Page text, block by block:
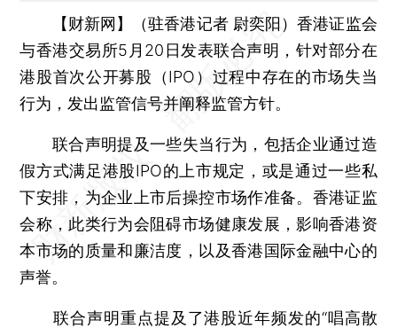
【财新网】（驻香港记者 尉奕阳）香港证监会
与香港交易所5月20日发表联合声明，针对部分在
港股首次公开募股（IPO）过程中存在的市场失当
行为，发出监管信号并阐释监管方针。
联合声明提及一些失当行为，包括企业通过造
假方式满足港股IPO的上市规定，或是通过一些私
下安排，为企业上市后操控市场作准备。香港证监
会称，此类行为会阻碍市场健康发展，影响香港资
本市场的质量和廉洁度，以及香港国际金融中心的
声誉。
联合声明重点提及了港股近年频发的“唱高散